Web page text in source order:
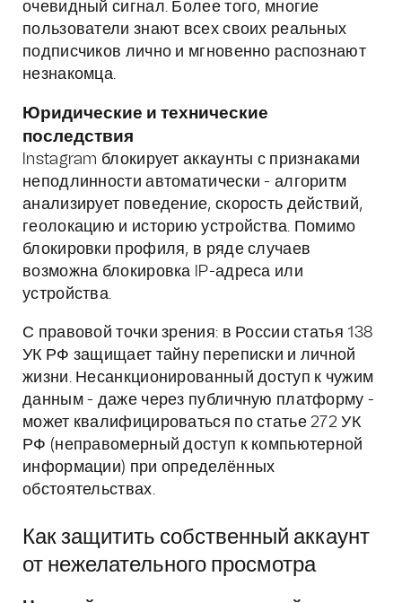
очевидный сигнал. Более того, многие
пользователи знают всех своих реальных
подписчиков лично и мгновенно распознают
незнакомца.
Юридические и технические
последствия
Instagram блокирует аккаунты с признаками
неподлинности автоматически - алгоритм
анализирует поведение, скорость действий,
геолокацию и историю устройства. Помимо
блокировки профиля, в ряде случаев
возможна блокировка IP-адреса или
устройства.
С правовой точки зрения: в России статья 138
УК РФ защищает тайну переписки и личной
жизни. Несанкционированный доступ к чужим
данным - даже через публичную платформу -
может квалифицироваться по статье 272 УК
РФ (неправомерный доступ к компьютерной
информации) при определённых
обстоятельствах.
Как защитить собственный аккаунт
от нежелательного просмотра